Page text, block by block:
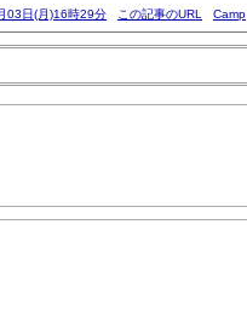
03日(月)16時29分 この記事のURL Camp